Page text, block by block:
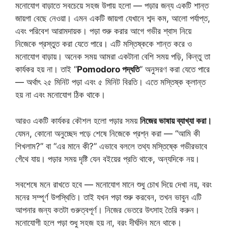
মনোযোগ বাড়াতে সবচেয়ে সহজ উপায় হলো — পড়ার জন্য একটি শান্ত
জায়গা বেছে নেওয়া। এমন একটি জায়গা যেখানে শব্দ কম, আলো পর্যাপ্ত,
এবং পরিবেশ আরামদায়ক। পড়া শুরু করার আগে গভীর শ্বাস নিয়ে
নিজেকে প্রস্তুত করা যেতে পারে। এটি মস্তিষ্ককে শান্ত করে ও
মনোযোগ বাড়ায়। অনেক সময় আমরা একটানা বেশি সময় পড়ি, কিন্তু তা
কার্যকর হয় না। তাই “Pomodoro পদ্ধতি” অনুসরণ করা যেতে পারে
— অর্থাৎ ২৫ মিনিট পড়া এবং ৫ মিনিট বিরতি। এতে মস্তিষ্ক ক্লান্ত
হয় না এবং মনোযোগ ঠিক থাকে।
আরও একটি কার্যকর কৌশল হলো পড়ার সময় নিজের ভাষায় ব্যাখ্যা করা।
যেমন, কোনো অনুচ্ছেদ পড়ে শেষে নিজেকে প্রশ্ন করা — “আমি কী
শিখলাম?” বা “এর মানে কী?” এভাবে বললে তথ্য মস্তিষ্কে গভীরভাবে
গেঁথে যায়। পড়ার সময় দৃষ্টি যেন বইয়ের প্রতি থাকে, অন্যদিকে নয়।
সবশেষে মনে রাখতে হবে — মনোযোগ মানে শুধু চোখ দিয়ে দেখা নয়, বরং
মনের সম্পূর্ণ উপস্থিতি। তাই যখন পড়া শুরু করবেন, তখন ভাবুন এটি
আপনার জন্য কতটা গুরুত্বপূর্ণ। নিজের ভেতরে উৎসাহ তৈরি করুন।
মনোযোগী হলে পড়া শুধু সহজ হয় না, বরং দীর্ঘদিন মনে থাকে।